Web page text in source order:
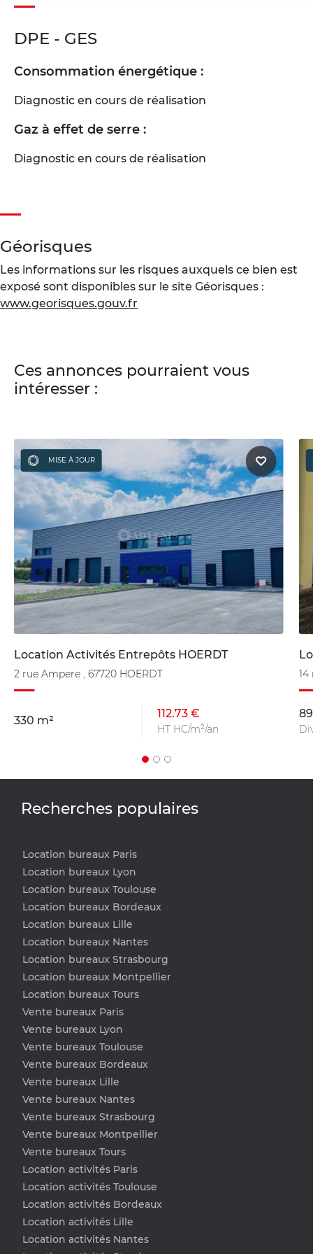
DPE - GES
Consommation énergétique :
Diagnostic en cours de réalisation
Gaz à effet de serre :
Diagnostic en cours de réalisation
Géorisques
Les informations sur les risques auxquels ce bien est
exposé sont disponibles sur le site Géorisques :
www.georisques.gouv.fr
Ces annonces pourraient vous
intéresser :
MISE À JOUR
Location Activités Entrepôts HOERDT
2 rue Ampere , 67720 HOERDT
330 m²
112.73 €
HT HC/m²/an
14
Recherches populaires
Location bureaux Paris
Location bureaux Lyon
Location bureaux Toulouse
Location bureaux Bordeaux
Location bureaux Lille
Location bureaux Nantes
Location bureaux Strasbourg
Location bureaux Montpellier
Location bureaux Tours
Vente bureaux Paris
Vente bureaux Lyon
Vente bureaux Toulouse
Vente bureaux Bordeaux
Vente bureaux Lille
Vente bureaux Nantes
Vente bureaux Strasbourg
Vente bureaux Montpellier
Vente bureaux Tours
Location activités Paris
Location activités Toulouse
Location activités Bordeaux
Location activités Lille
Location activités Nantes